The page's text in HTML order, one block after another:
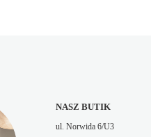
NASZ BUTIK
ul. Norwida 6/U3